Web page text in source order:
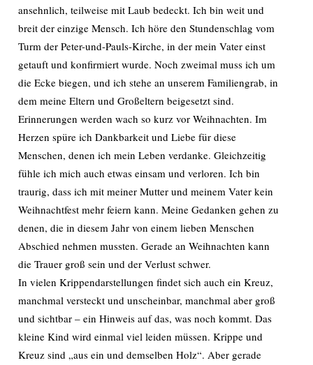
ansehnlich, teilweise mit Laub bedeckt. Ich bin weit und
breit der einzige Mensch. Ich höre den Stundenschlag vom
Turm der Peter-und-Pauls-Kirche, in der mein Vater einst
getauft und konfirmiert wurde. Noch zweimal muss ich um
die Ecke biegen, und ich stehe an unserem Familiengrab, in
dem meine Eltern und Großeltern beigesetzt sind.
Erinnerungen werden wach so kurz vor Weihnachten. Im
Herzen spüre ich Dankbarkeit und Liebe für diese
Menschen, denen ich mein Leben verdanke. Gleichzeitig
fühle ich mich auch etwas einsam und verloren. Ich bin
traurig, dass ich mit meiner Mutter und meinem Vater kein
Weihnachtfest mehr feiern kann. Meine Gedanken gehen zu
denen, die in diesem Jahr von einem lieben Menschen
Abschied nehmen mussten. Gerade an Weihnachten kann
die Trauer groß sein und der Verlust schwer.
In vielen Krippendarstellungen findet sich auch ein Kreuz,
manchmal versteckt und unscheinbar, manchmal aber groß
und sichtbar – ein Hinweis auf das, was noch kommt. Das
kleine Kind wird einmal viel leiden müssen. Krippe und
Kreuz sind „aus ein und demselben Holz“. Aber gerade